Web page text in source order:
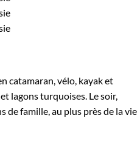
catamaran, vélo, kayak et
lagons turquoises. Le soir,
de famille, au plus près de la vie